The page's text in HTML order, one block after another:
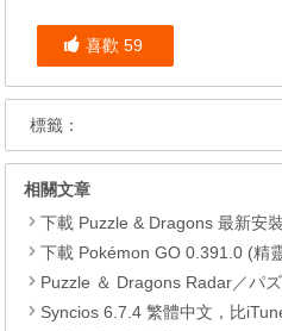
喜歡 59
標籤：
相關文章
下載 Puzzle & Dragons 最新安裝程式 Ver 23.3.2 日
下載 Pokémon GO 0.391.0 (精靈寶可夢 GO)，
Puzzle ＆ Dragons Radar／パ
Syncios 6.7.4 繁體中文，比iTunes